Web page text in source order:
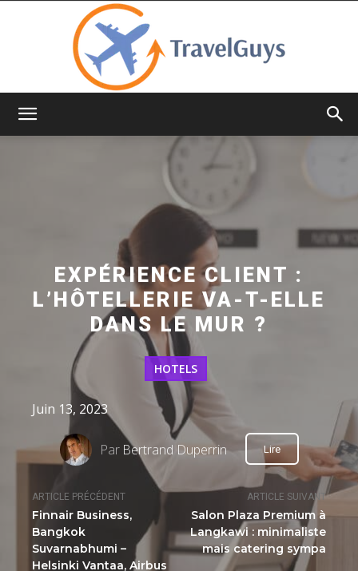
ARTICLE PRÉCÉDENT
Finnair Business,
Bangkok
Suvarnabhumi –
Helsinki Vantaa, Airbus
ARTICLE SUIVANT
Salon Plaza Premium à
Langkawi : minimaliste
mais catering sympa
EXPÉRIENCE CLIENT :
L’HÔTELLERIE VA-T-ELLE
DANS LE MUR ?
HOTELS
Juin 13, 2023
Par Bertrand Duperrin Lire